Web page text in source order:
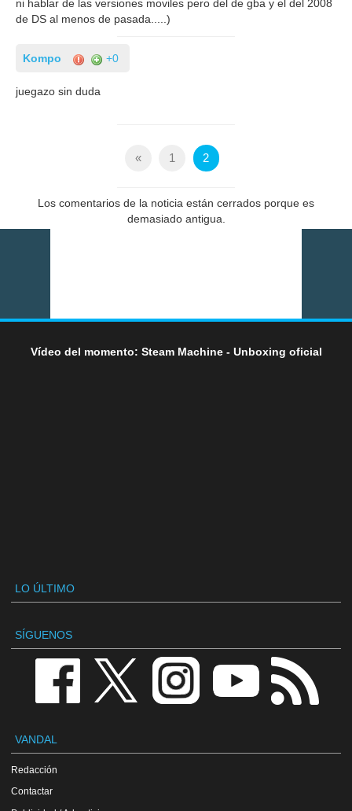
ni hablar de las versiones moviles pero del de gba y el del 2008
de DS al menos de pasada.....)
Kompo +0
juegazo sin duda
« 1 2
Los comentarios de la noticia están cerrados porque es
demasiado antigua.
Vídeo del momento: Steam Machine - Unboxing oficial
LO ÚLTIMO
SÍGUENOS
VANDAL
Redacción
Contactar